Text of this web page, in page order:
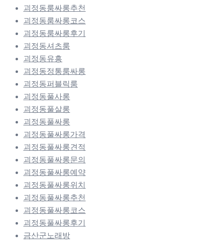
괴정동룸싸롱추천
괴정동룸싸롱코스
괴정동룸싸롱후기
괴정동셔츠룸
괴정동유흥
괴정동정통룸싸롱
괴정동퍼블릭룸
괴정동풀사롱
괴정동풀살롱
괴정동풀싸롱
괴정동풀싸롱가격
괴정동풀싸롱견적
괴정동풀싸롱문의
괴정동풀싸롱예약
괴정동풀싸롱위치
괴정동풀싸롱추천
괴정동풀싸롱코스
괴정동풀싸롱후기
금산군노래방